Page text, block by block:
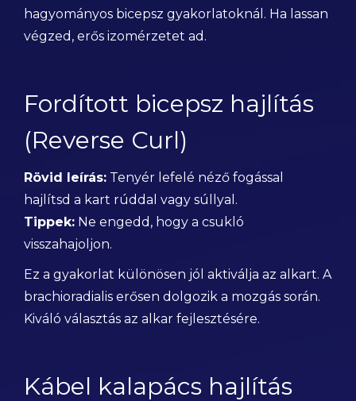
hagyományos bicepsz gyakorlatoknál. Ha lassan
végzed, erős izomérzetet ad.
Fordított bicepsz hajlítás
(Reverse Curl)
Rövid leírás: Tenyér lefelé néző fogással
hajlítsd a kart rúddal vagy súllyal.
Tippek: Ne engedd, hogy a csukló
visszahajoljon.
Ez a gyakorlat különösen jól aktiválja az alkart. A
brachioradialis erősen dolgozik a mozgás során.
Kiváló választás az alkar fejlesztésére.
Kábel kalapács hajlítás